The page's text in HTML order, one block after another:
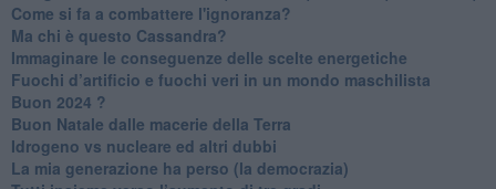
Come si fa a combattere l'ignoranza?
Ma chi è questo Cassandra?
Immaginare le conseguenze delle scelte energetiche
​Fuochi d’artificio e fuochi veri in un mondo maschilista
Buon 2024 ?
​Buon Natale dalle macerie della Terra
​Idrogeno vs nucleare ed altri dubbi
​La mia generazione ha perso (la democrazia)